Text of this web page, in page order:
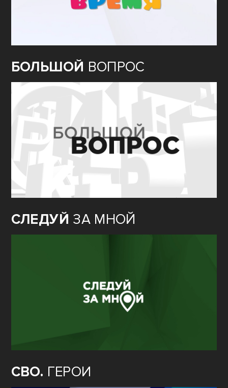
БОЛЬШОЙ ВОПРОС
СЛЕДУЙ ЗА МНОЙ
СВО. ГЕРОИ